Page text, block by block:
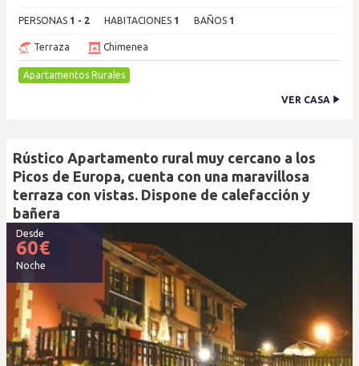
PERSONAS 1 - 2 HABITACIONES 1 BAÑOS 1
Terraza Chimenea
Apartamentos Rurales
VER CASA
Rústico Apartamento rural muy cercano a los
Picos de Europa, cuenta con una maravillosa
terraza con vistas. Dispone de calefacción y
bañera
Desde
60€
Noche